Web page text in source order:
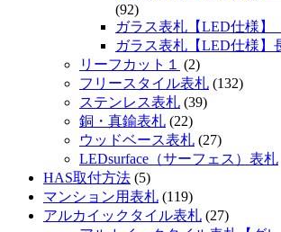
(92)
ガラス表札【LED仕様】
ガラス表札【LED仕様】
リーフカット１
(2)
フリースタイル表札 (132)
ステンレス表札 (39)
銅・真鍮表札 (22)
ウッドベース表札 (27)
LEDsurface（サーフェス）表札
HAS取付方法 (5)
マンション用表札 (119)
アルカイックタイル表札 (27)